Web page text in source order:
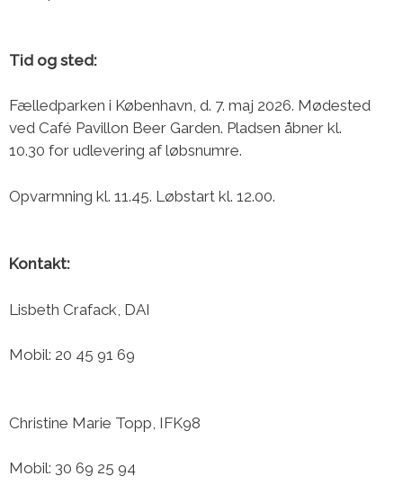
Tid og sted:
Fælledparken i København, d. 7. maj 2026. Mødested
ved Café Pavillon Beer Garden. Pladsen åbner kl.
10.30 for udlevering af løbsnumre.
Opvarmning kl. 11.45. Løbstart kl. 12.00.
Kontakt:
Lisbeth Crafack, DAI
Mobil: 20 45 91 69
Christine Marie Topp, IFK98
Mobil: 30 69 25 94